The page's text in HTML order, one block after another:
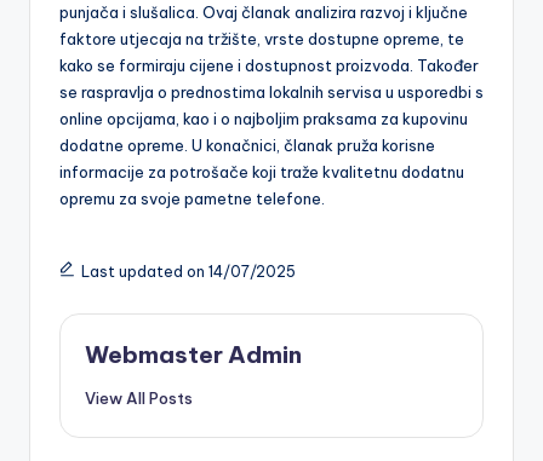
punjača i slušalica. Ovaj članak analizira razvoj i ključne
faktore utjecaja na tržište, vrste dostupne opreme, te
kako se formiraju cijene i dostupnost proizvoda. Također
se raspravlja o prednostima lokalnih servisa u usporedbi s
online opcijama, kao i o najboljim praksama za kupovinu
dodatne opreme. U konačnici, članak pruža korisne
informacije za potrošače koji traže kvalitetnu dodatnu
opremu za svoje pametne telefone.
Last updated on 14/07/2025
Webmaster Admin
View All Posts